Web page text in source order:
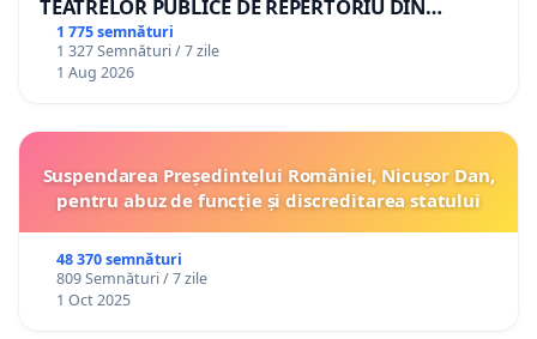
TEATRELOR PUBLICE DE REPERTORIU DIN
ROMÂNIA
1 775 semnături
1 327 Semnături / 7 zile
1 Aug 2026
Suspendarea Președintelui României, Nicușor Dan,
pentru abuz de funcție și discreditarea statului
48 370 semnături
809 Semnături / 7 zile
1 Oct 2025